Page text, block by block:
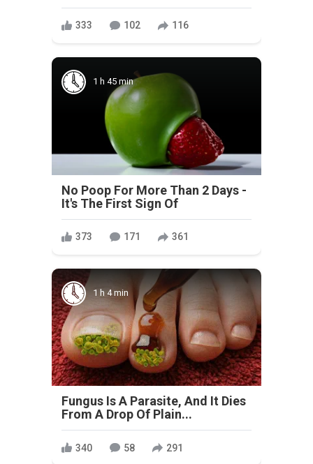
333 102 116
1 h 45 min
No Poop For More Than 2 Days -
It's The First Sign Of
373 171 361
1 h 4 min
Fungus Is A Parasite, And It Dies
From A Drop Of Plain...
340 58 291